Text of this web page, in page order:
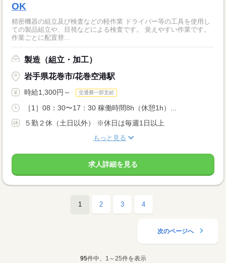
OK
精密機器の組立及び検査などの軽作業 ドライバー等の工具を使用し
ての製品組立や、目視などによる検査です。 覚えやすい作業です。
作業ごとに配置替...
製造（組立・加工）
岩手県花巻市/花巻空港駅
時給1,300円～ 交通費一部支給
［1］08：30〜17：30 稼働時間8h（休憩1h）...
５勤２休（土日以外） ※休日は毎週1日以上
もっと見る
求人詳細を見る
1 2 3 4
次のページへ
95件中、1～25件を表示